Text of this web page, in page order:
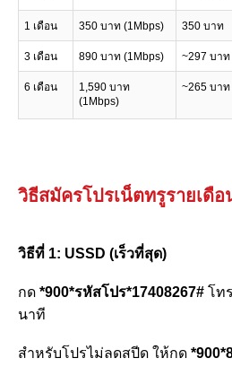
1 เดือน 350 บาท (1Mbps) 350 บาท
3 เดือน 890 บาท (1Mbps) ~297 บาท
6 เดือน
1,590 บาท
(1Mbps)
~265 บาท
วิธีสมัครโปรเน็ตทรูรายเดือ
วิธีที่ 1: USSD (เร็วที่สุด)
กด *900*รหัสโปร*17408267# โท
นาที
สำหรับโปรไม่ลดสปีด ให้กด